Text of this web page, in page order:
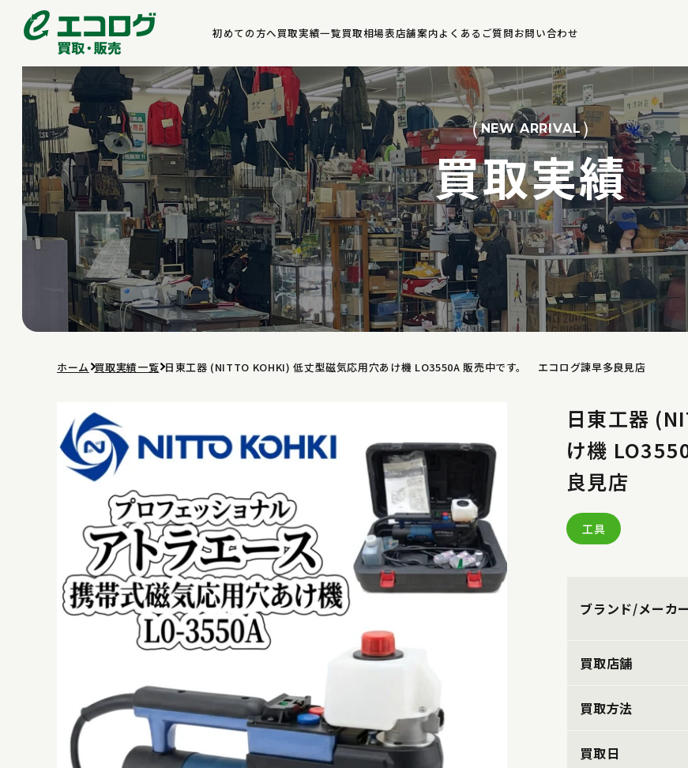
初めての方へ買取実績一覧買取相場表店舗案内よくあるご質問お問い合わせ
NEW ARRIVAL
買取実績
ホーム 買取実績一覧 日東工器 (NITTO KOHKI) 低丈型磁気応用穴あけ機 LO3550A 販売中です。 エコログ諫早多良見店
日東工器
け機
良見店
工具
ブランド/メーカー
買取店舗
買取方法
買取日